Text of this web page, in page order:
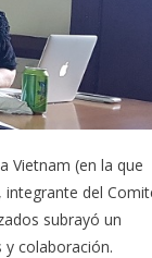
Vietnam (en la que
integrante del
subrayó un
colaboración.